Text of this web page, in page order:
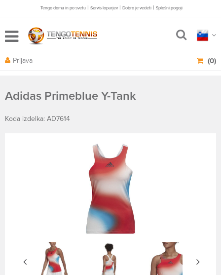
Tengo doma in po svetu | Servis loparjev | Dobro je vedeti | Splošni pogoji
(0)
Prijava
Adidas Primeblue Y-Tank
Koda izdelka: AD7614